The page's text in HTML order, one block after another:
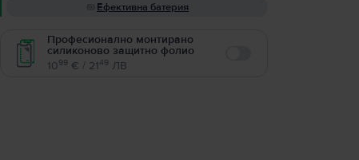
Ефективна батерия
Професионално монтирано
силиконово защитно фолио
1099 € / 2149 ЛВ